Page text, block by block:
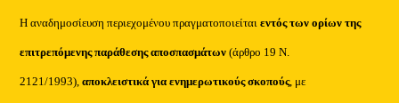
Η αναδημοσίευση περιεχομένου πραγματοποιείταιεντός των ορίων της
επιτρεπόμενης παράθεσης αποσπασμάτων (άρθρο 19 Ν.
2121/1993), αποκλειστικά για ενημερωτικούς σκοπούς, με